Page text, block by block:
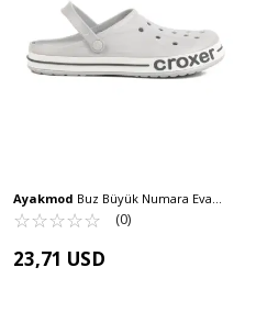
Ayakmod Buz Büyük Numara Eva
Hafif Erkek Sabo Terlik 217 M
☆☆☆☆☆
★★★★★ (0)
23,71 USD